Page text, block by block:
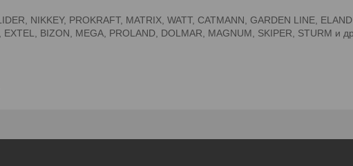
NIKKEY, PROKRAFT, MATRIX, WATT, CATMANN, GARDEN LINE,
BIZON, MEGA, PROLAND, DOLMAR, MAGNUM, SKIPER, STURM и др.